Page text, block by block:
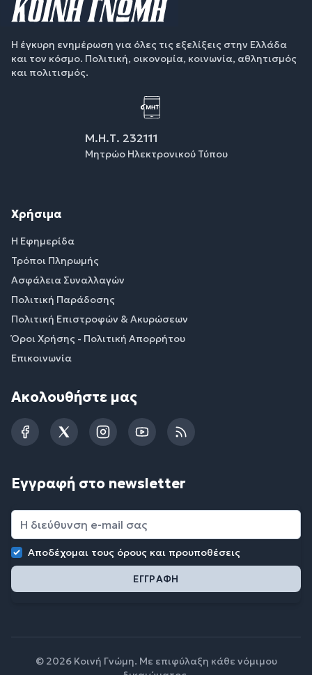
Η έγκυρη ενημέρωση για όλες τις εξελίξεις στην Ελλάδα
και τον κόσμο. Πολιτική, οικονομία, κοινωνία, αθλητισμός
και πολιτισμός.
Μ.Η.Τ. 232111
Μητρώο Ηλεκτρονικού Τύπου
Χρήσιμα
Η Εφημερίδα
Τρόποι Πληρωμής
Ασφάλεια Συναλλαγών
Πολιτική Παράδοσης
Πολιτική Επιστροφών & Ακυρώσεων
Όροι Χρήσης - Πολιτική Απορρήτου
Επικοινωνία
Ακολουθήστε μας
FacebookTwitterInstagramYouTubeRSS
Εγγραφή στο newsletter
Αποδέχομαι τους όρους και προυποθέσεις
© 2026 Κοινή Γνώμη. Με επιφύλαξη κάθε νόμιμου